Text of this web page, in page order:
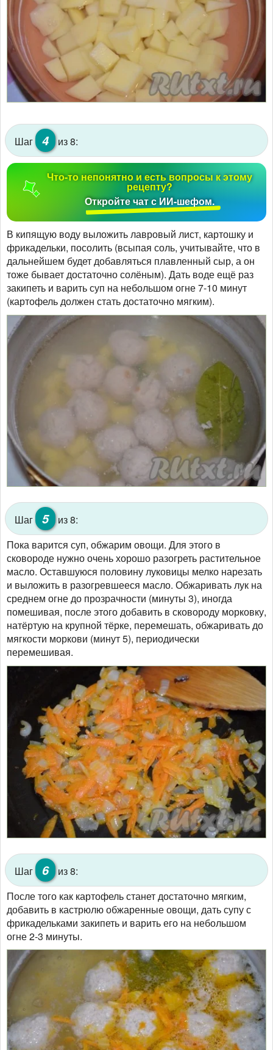
Шаг 4 из 8:
Что-то непонятно и есть вопросы к этому
рецепту?
Откройте чат с ИИ-шефом.
В кипящую воду выложить лавровый лист, картошку и
фрикадельки, посолить (всыпая соль, учитывайте, что в
дальнейшем будет добавляться плавленный сыр, а он
тоже бывает достаточно солёным). Дать воде ещё раз
закипеть и варить суп на небольшом огне 7-10 минут
(картофель должен стать достаточно мягким).
Шаг 5
из 8:
Пока варится суп, обжарим овощи. Для этого в
сковороде нужно очень хорошо разогреть растительное
масло. Оставшуюся половину луковицы мелко нарезать
и выложить в разогревшееся масло. Обжаривать лук на
среднем огне до прозрачности (минуты 3), иногда
помешивая, после этого добавить в сковороду морковку,
натёртую на крупной тёрке, перемешать, обжаривать до
мягкости моркови (минут 5), периодически
перемешивая.
Шаг 6
из 8:
После того как картофель станет достаточно мягким,
добавить в кастрюлю обжаренные овощи, дать супу с
фрикадельками закипеть и варить его на небольшом
огне 2-3 минуты.